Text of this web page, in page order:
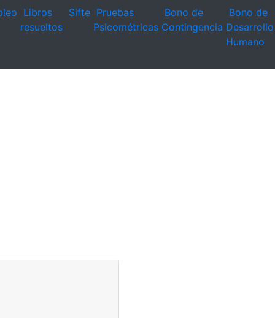
Libros
resueltos
Sifte Pruebas
Psicométricas
Bono de
Contingencia
Bono de
Desarrollo
Humano